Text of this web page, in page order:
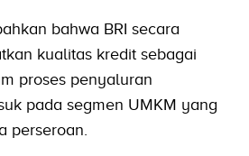
bahwa BRI secara
kualitas kredit sebagai
proses penyaluran
pada segmen UMKM yang
perseroan.